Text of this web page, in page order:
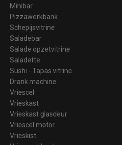
Minibar
Pizzawerkbank
Schepijsvitrine
Saladebar
Salade opzetvitrine
Saladette
Sushi - Tapas vitrine
Drank machine
Vriescel
Vrieskast
Vrieskast glasdeur
Vriescel motor
Vrieskist